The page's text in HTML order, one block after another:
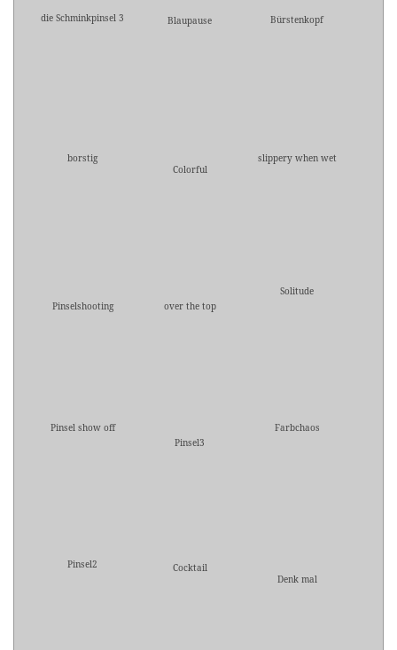
die Schminkpinsel 3 Blaupause Bürstenkopf
borstig
Colorful
slippery when wet
Pinselshooting over the top
Solitude
Pinsel show off
Pinsel3
Farbchaos
Pinsel2
Cocktail
Denk mal